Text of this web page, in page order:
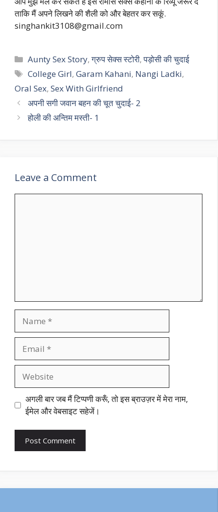
ताकि मैं अपने लिखने की शैली को और बेहतर कर सकूं.
singhankit3108@gmail.com
Categories
Aunty Sex Story,ग्रुप सेक्स स्टोरी,पड़ोसी की चुदाई
Tags
College Girl,Garam Kahani, Nangi Ladki,
Oral Sex, Sex With Girlfriend
अपनी सगी जवान बहन की चूत चुदाई- 2
होली की अन्तिम मस्ती- 1
Leave a Comment
अगली बार जब मैं टिप्पणी करूँ, तो इस ब्राउज़र में मेरा नाम,
ईमेल और वेबसाइट सहेजें।